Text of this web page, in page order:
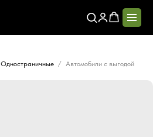
Одностраничные Автомобили с выгодой